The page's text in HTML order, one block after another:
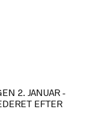
2. JANUAR -
EFTER